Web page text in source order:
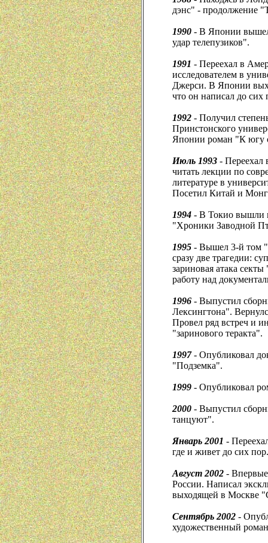
дэнс" - продолжение
1990 - В Японии
удар телепузиков".
1991 - Переехал в
исследователем в
Джерси. В Японии
что он написал до сих
1992 - Получил
Принстонского
Японии роман "К югу
Июль 1993 - Переехал
читать лекции по
литературе в
Посетил Китай и
1994 - В Токио вышли
"Хроники Заводной
1995 - Вышел 3-й том
сразу две трагедии:
зариновая атака
работу над
1996 - Выпустил
Лексингтона".
Провел ряд встреч и
"заринового теракта".
1997- Опубликовал
"Подземка".
1999 - Опубликовал
2000 - Выпустил
танцуют".
Январь 2001 -
где и живет до сих пор.
Август 2002 -
России. Написал
выходящей в Москве
Сентябрь 2002 -
художественный